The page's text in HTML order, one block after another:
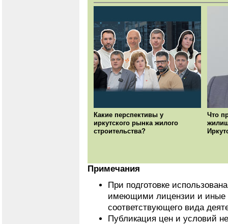
Какие перспективы у
иркутского рынка жилого
строительства?
Что
Примечания
При подготовке
имеющими лицензии и иные
соответствующего вида
Публикация цен и условий